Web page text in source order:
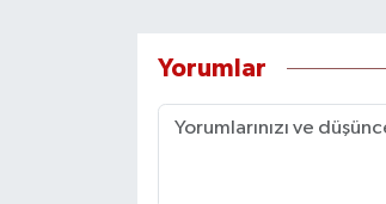
Yorumlar